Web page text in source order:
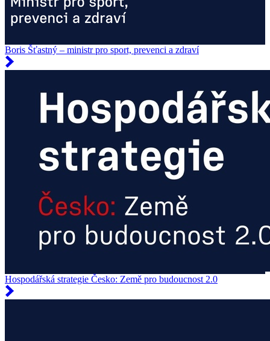
Boris Šťastný – ministr pro sport, prevenci a zdraví
Hospodářská strategie Česko: Země pro budoucnost 2.0